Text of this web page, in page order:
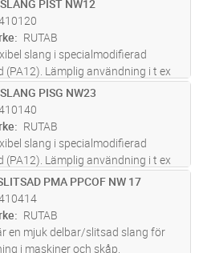
150°C.i kundvagn
PIST NW12
RUTAB
slang i specialmodifierad
(PA12). Lämplig användning i t ex
maskiner med mycket rörelser.
för utomhusbruk p.g.a.
resistens. Klarar 10 miljon
i kundvagn
PISG NW23
RUTAB
slang i specialmodifierad
(PA12). Lämplig användning i t ex
maskiner med mycket rörelser.
för utomhusbruk p.g.a.
resistens. Klarar 10 miljon
i kundvagn
PMA PPCOF NW 17
RUTAB
en mjuk delbar/slitsad slang för
i maskiner och skåp.